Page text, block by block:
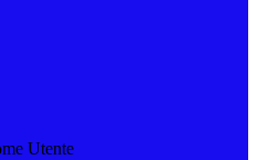
Utente